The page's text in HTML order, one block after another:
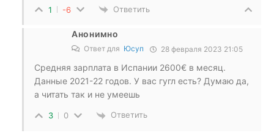
1 -6 Ответить
Анонимно
Ответ для Юсуп 28 февраля 2023 21:05
Средняя зарплата в Испании 2600€ в месяц.
Данные 2021-22 годов. У вас гугл есть? Думаю да,
а читать так и не умеешь
3 0 Ответить